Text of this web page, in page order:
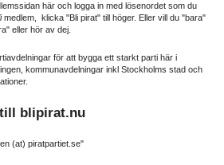
här och logga in med lösenordet som du
medlem, klicka "Bli pirat" till höger. Eller vill du "bara"
eller hör av dej.
för att bygga ett starkt parti här i
kommunavdelningar inkl Stockholms stad och
blipirat.nu
(at) piratpartiet.se"